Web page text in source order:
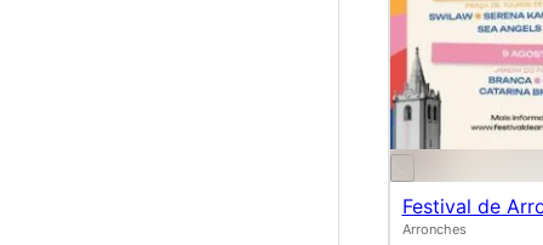
Festival de
Arronches